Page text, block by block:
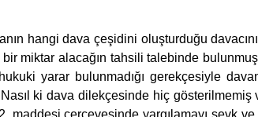
hangi dava çeşidini oluşturduğu
miktar alacağın tahsili talebinde
yarar bulunmadığı gerekçesiyle
ki dava dilekçesinde hiç gösterilmemiş
çerçevesinde yargılamayı sevk